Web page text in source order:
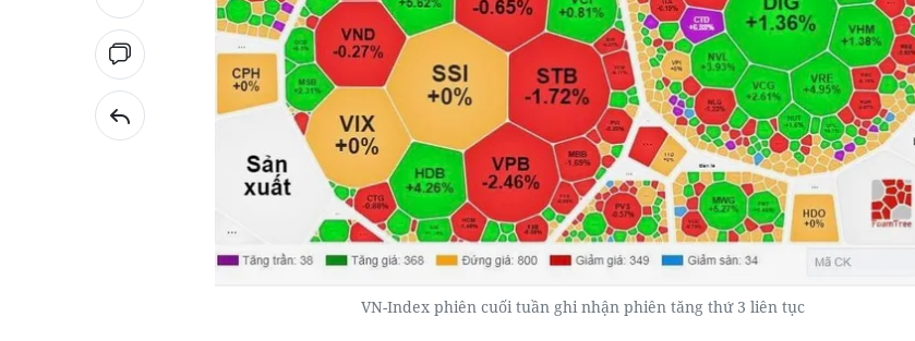
VN-Index phiên cuối tuần ghi nhận phiên tăng thứ 3 liên tục